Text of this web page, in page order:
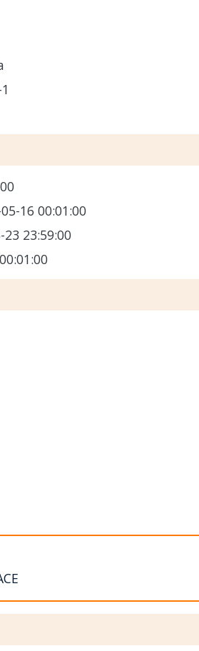
16 00:01:00
23 23:59:00